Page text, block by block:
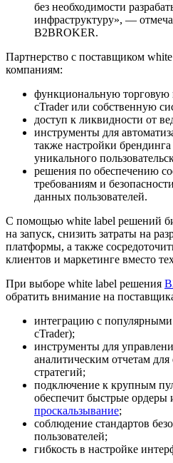
без необходимости
инфраструктуру», ―
B2BROKER.
Партнерство с поставщиком
компаниям:
функциональную торговую
cTrader или собственную
доступ к ликвидности от
инструменты для
также настройки
уникального
решения по обеспечению
требованиям и
данных пользователей.
С помощью white label решений
на запуск, снизить затраты на
платформы, а также
клиентов и маркетинге вместо
При выборе white label решения
обратить внимание на
интеграцию с
cTrader);
инструменты для
аналитическим отчетам
стратегий;
подключение к крупным
обеспечит быстрые ордеры
проскальзывание;
соблюдение стандартов
пользователей;
гибкость в настройке